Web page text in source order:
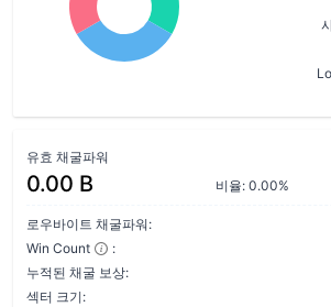
유효 채굴파워
0.00 B 비율: 0.00%
로우바이트 채굴파워:
Win Count
:
누적된 채굴 보상:
섹터 크기: